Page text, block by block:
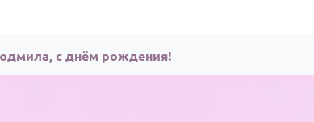
с днём рождения!